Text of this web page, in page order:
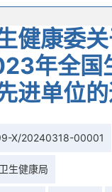
健康委
年全国
进单位
X/20240318-00001
生健康局